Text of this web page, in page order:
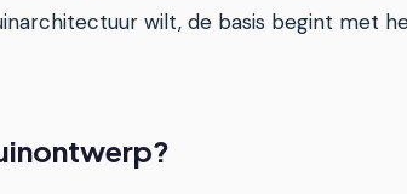
wilt, de basis begint met